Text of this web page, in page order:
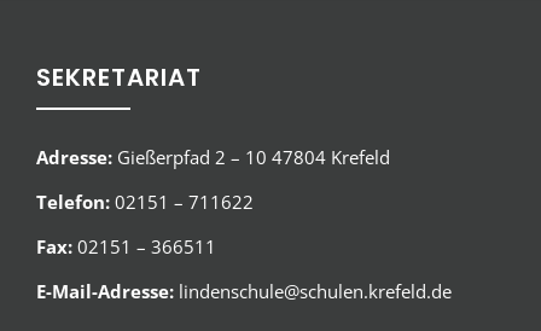
SEKRETARIAT
Adresse: Gießerpfad 2 – 10 47804 Krefeld
Telefon: 02151 – 711622
Fax: 02151 – 366511
E-Mail-Adresse: lindenschule@schulen.krefeld.de